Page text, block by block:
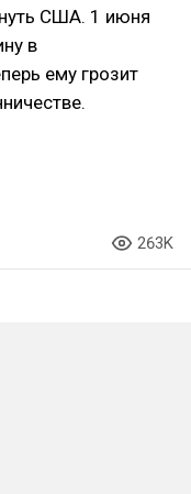
США. 1 июня
в
ему грозит
263K